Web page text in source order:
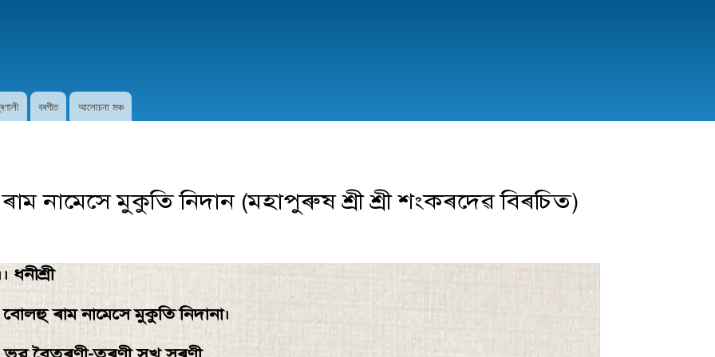
বৰগীত আলোচনা মঞ্চ
নামেসে মুকুতি নিদান (মহাপুৰুষ শ্ৰী শ্ৰী শংকৰদেৱ বিৰচিত)
ধনীশ্ৰী
ৰাম নামেসে মুকুতি নিদানা।